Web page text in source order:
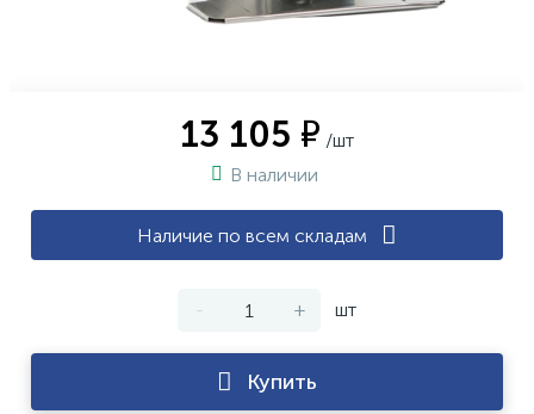
13 105 ₽ /шт
В наличии
Наличие по всем складам
- + шт
Купить